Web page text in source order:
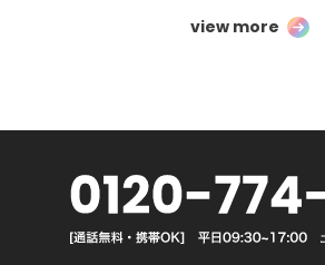
view more